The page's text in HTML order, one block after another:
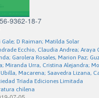
9362-18-7
Gale; D Raiman; Matilda Solar
Ecchio, Claudia Andrea; Araya
Garolera Rosales, Marion Paz;
Miranda Urra, Cristina Alejandra;
Macarena; Saavedra Lizana,
Tríada Ediciones Limitada
chilena